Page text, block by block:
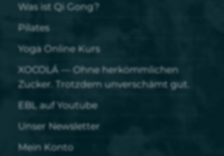
Was ist Qi Gong?
Pilates
Yoga Online Kurs
XOCOLÁ — Ohne herkömmlichen
Zucker. Trotzdem unverschämt gut.
EBL auf Youtube
Unser Newsletter
Mein Konto